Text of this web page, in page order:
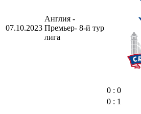
07.10.2023
Англия -
Премьер-
лига
8-й тур
0 : 0
0 : 1